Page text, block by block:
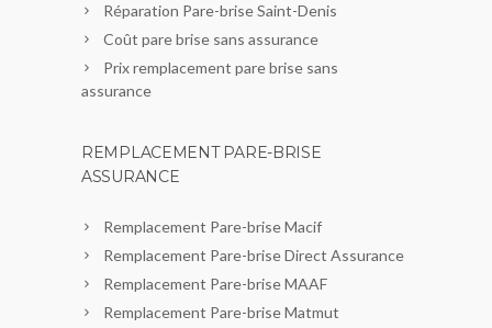
Réparation Pare-brise Saint-Denis
Coût pare brise sans assurance
Prix remplacement pare brise sans
assurance
REMPLACEMENT PARE-BRISE
ASSURANCE
Remplacement Pare-brise Macif
Remplacement Pare-brise Direct Assurance
Remplacement Pare-brise MAAF
Remplacement Pare-brise Matmut